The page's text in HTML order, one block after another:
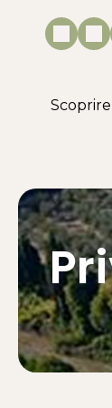
Scoprire